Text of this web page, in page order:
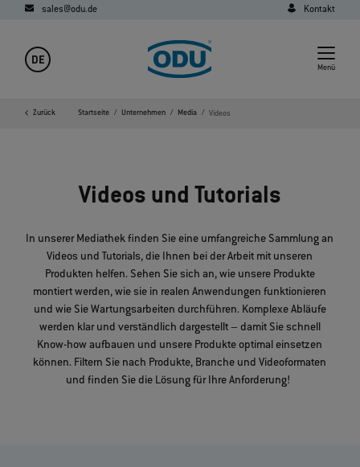
sales@odu.de Kontakt
DE
Menü
Zurück Startseite Unternehmen Media Videos
Videos und Tutorials
In unserer Mediathek finden Sie eine umfangreiche Sammlung an
Videos und Tutorials, die Ihnen bei der Arbeit mit unseren
Produkten helfen. Sehen Sie sich an, wie unsere Produkte
montiert werden, wie sie in realen Anwendungen funktionieren
und wie Sie Wartungsarbeiten durchführen. Komplexe Abläufe
werden klar und verständlich dargestellt – damit Sie schnell
Know-how aufbauen und unsere Produkte optimal einsetzen
können. Filtern Sie nach Produkte, Branche und Videoformaten
und finden Sie die Lösung für Ihre Anforderung!